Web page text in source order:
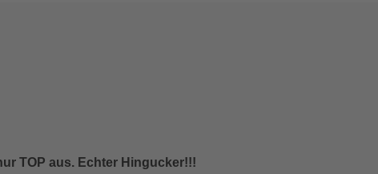
TOP aus. Echter Hingucker!!!